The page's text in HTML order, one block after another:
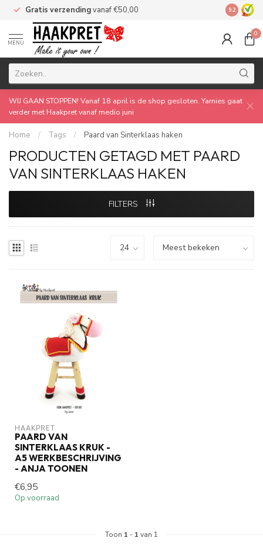
Gratis verzendingvanaf €50,00 Made by
9.2
MENU
0
WIJ GAAN STOPPEN! Vanaf 18 april is de shop gesloten. Yarnies gaat
verder met Haakpret vanaf medio juni
Home / Tags / Paard van Sinterklaas haken
PRODUCTEN GETAGD MET PAARD
VAN SINTERKLAAS HAKEN
FILTERS
HAAKPRET
PAARD VAN
SINTERKLAAS KRUK -
A5 WERKBESCHRIJVING
- ANJA TOONEN
€6,95
Op voorraad
Toon 1 - 1 van 1